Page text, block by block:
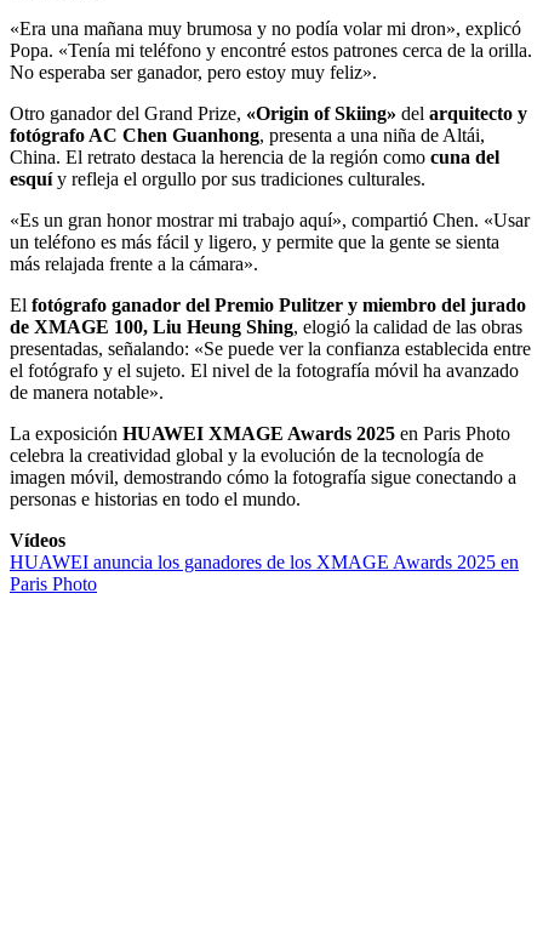
«Era una mañana muy brumosa y no podía volar mi dron», explicó
Popa. «Tenía mi teléfono y encontré estos patrones cerca de la orilla.
No esperaba ser ganador, pero estoy muy feliz».
Otro ganador del Grand Prize, «Origin of Skiing» del arquitecto y
fotógrafo AC Chen Guanhong, presenta a una niña de Altái,
China. El retrato destaca la herencia de la región como cuna del
esquíy refleja el orgullo por sus tradiciones culturales.
«Es un gran honor mostrar mi trabajo aquí», compartió Chen. «Usar
un teléfono es más fácil y ligero, y permite que la gente se sienta
más relajada frente a la cámara».
El fotógrafo ganador del Premio Pulitzer y miembro del jurado
de XMAGE 100, Liu Heung Shing, elogió la calidad de las obras
presentadas, señalando: «Se puede ver la confianza establecida entre
el fotógrafo y el sujeto. El nivel de la fotografía móvil ha avanzado
de manera notable».
La exposición HUAWEI XMAGE Awards 2025 en Paris Photo
celebra la creatividad global y la evolución de la tecnología de
imagen móvil, demostrando cómo la fotografía sigue conectando a
personas e historias en todo el mundo.
Vídeos
HUAWEI anuncia los ganadores de los XMAGE Awards 2025 en
Paris Photo